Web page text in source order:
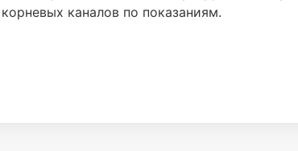
каналов по показаниям.